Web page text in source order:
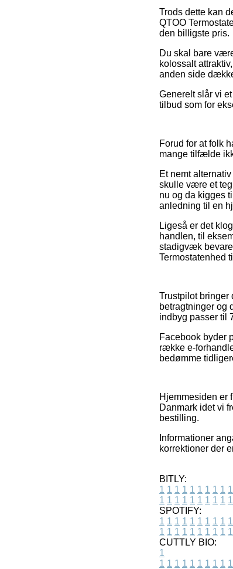
Trods dette kan
QTOO
den billigste pris.
Du skal bare
kolossalt
anden side
Generelt slår vi
tilbud som for
Forud for at folk
mange tilfælde
Et nemt
skulle være et
nu og da kigges
anledning til en
Ligeså er det
handlen, til
stadigvæk
Termostatenhed
Trustpilot
betragtninger og
indbyg passer til
Facebook byder
række e-
bedømme
Hjemmesiden er
Danmark idet vi
bestilling.
Informationer
korrektioner der
BITLY:
1 1 1 1 1 1 1 1 1 1
1 1 1 1 1 1 1 1 1 1
SPOTIFY:
1 1 1 1 1 1 1 1 1 1
1 1 1 1 1 1 1 1 1 1
CUTTLY BIO:
1
1 1 1 1 1 1 1 1 1 1